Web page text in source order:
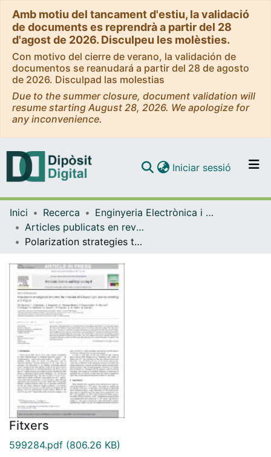
Amb motiu del tancament d'estiu, la validació
de documents es reprendrà a partir del 28
d'agost de 2026. Disculpeu les molèsties.
Con motivo del cierre de verano, la validación de
documentos se reanudará a partir del 28 de agosto
de 2026. Disculpad las molestias
Due to the summer closure, document validation will
resume starting August 28, 2026. We apologize for
any inconvenience.
Navega per tot el DD
Com publicar
Iniciar sessió (current)
Inici Recerca
Enginyeria Electrònica i Biomèdica
Articles publicats en revistes (Enginyeria Electrònica i Biomèdica)
Polarization strategies to improve the emission of a Si-based light source emitting at 1.55 um
Fitxers
599284.pdf (806.26 KB)